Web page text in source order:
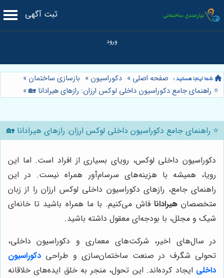
ثبت آگهی
صفحه اصلی » دکوراسیون » بازسازی ساختمان »
⭐️ راهنمای جامع دکوراسیون داخلی لوکس ارزان: رازهای هیرادانا 🏡»
⭐️ راهنمای جامع دکوراسیون داخلی لوکس ارزان: رازهای هیرادانا 🏡
دکوراسیون داخلی لوکس، رویای بسیاری از افراد است. اما این
رویا، همیشه با هزینه‌های سرسام‌آور همراه نیست. در این
راهنمای جامع، رازهای دکوراسیون داخلی لوکس ارزان را از زبان
متخصصانهیرادانا فاش می‌کنیم. با ما همراه باشید تا خانه‌ای
شیک و مجلل، با بودجه‌ای معقول داشته باشید.
در سال‌های اخیر، شرکت‌های معماری و دکوراسیون داخلی،
تحولی شگرف در صنعت ساختمان‌سازی و طراحی دکوراسیون
داخلی ایجاد کرده‌اند. این تحول، منجر به خلق ایده‌های خلاقانه